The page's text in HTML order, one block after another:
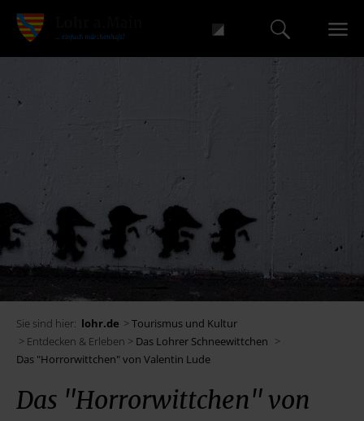
Sie sind hier: lohr.de > Tourismus und Kultur
> Entdecken & Erleben > Das Lohrer Schneewittchen >
Das "Horrorwittchen" von Valentin Lude
Das "Horrorwittchen" von